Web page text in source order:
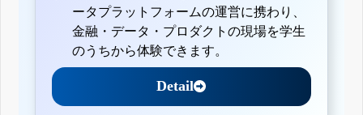
ータプラットフォームの運営に携わり、
金融・データ・プロダクトの現場を学生
のうちから体験できます。
Detail